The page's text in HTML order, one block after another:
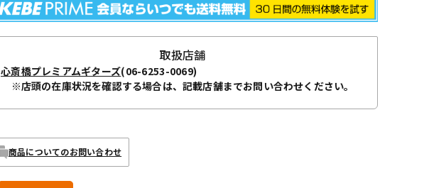
取扱店舗
心斎橋プレミアムギターズ(06-6253-0069)
※店頭の在庫状況を確認する場合は、記載店舗までお問い合わせください。
商品についてのお問い合わせ